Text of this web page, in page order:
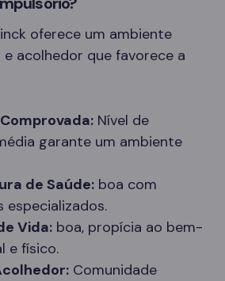
oferece um ambiente
acolhedor que favorece a
Nível de
garante um ambiente
de Saúde: boa com
especializados.
Vida: boa, propícia ao bem-
e físico.
Comunidade